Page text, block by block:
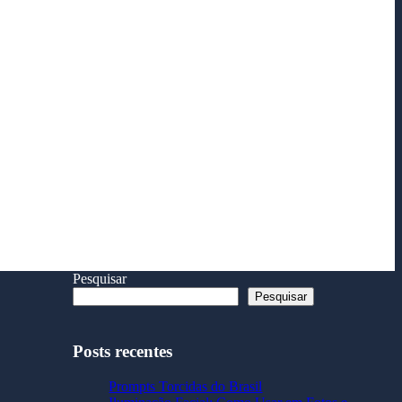
Pesquisar
Pesquisar
Posts recentes
Prompts Torcidas do Brasil